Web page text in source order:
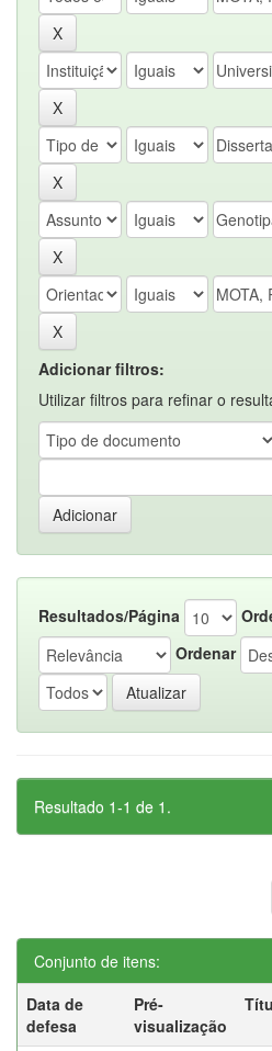
Adicionar filtros:
Utilizar filtros para refinar o
Resultados/Página
Ordenar
Resultado 1-1 de 1.
Conjunto de itens:
Data de
defesa
Pré-
visualização